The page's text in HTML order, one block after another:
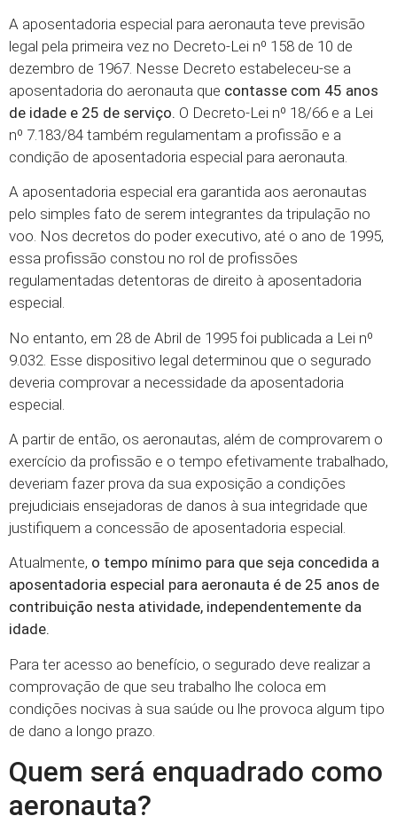
A aposentadoria especial para aeronauta teve previsão
legal pela primeira vez no Decreto-Lei nº 158 de 10 de
dezembro de 1967. Nesse Decreto estabeleceu-se a
aposentadoria do aeronauta que contasse com 45 anos
de idade e 25 de serviço. O Decreto-Lei nº 18/66 e a Lei
nº 7.183/84 também regulamentam a profissão e a
condição de aposentadoria especial para aeronauta.
A aposentadoria especial era garantida aos aeronautas
pelo simples fato de serem integrantes da tripulação no
voo. Nos decretos do poder executivo, até o ano de 1995,
essa profissão constou no rol de profissões
regulamentadas detentoras de direito à aposentadoria
especial.
No entanto, em 28 de Abril de 1995 foi publicada a Lei nº
9.032. Esse dispositivo legal determinou que o segurado
deveria comprovar a necessidade da aposentadoria
especial.
A partir de então, os aeronautas, além de comprovarem o
exercício da profissão e o tempo efetivamente trabalhado,
deveriam fazer prova da sua exposição a condições
prejudiciais ensejadoras de danos à sua integridade que
justifiquem a concessão de aposentadoria especial.
Atualmente, o tempo mínimo para que seja concedida a
aposentadoria especial para aeronauta é de 25 anos de
contribuição nesta atividade, independentemente da
idade.
Para ter acesso ao benefício, o segurado deve realizar a
comprovação de que seu trabalho lhe coloca em
condições nocivas à sua saúde ou lhe provoca algum tipo
de dano a longo prazo.
Quem será enquadrado como
aeronauta?